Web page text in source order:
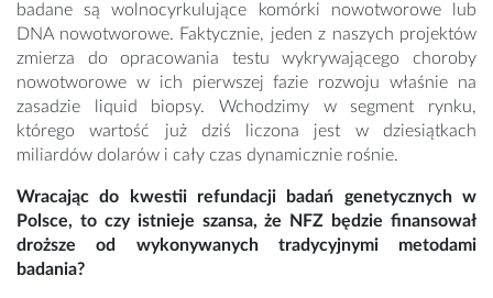
badane są wolnocyrkulujące komórki nowotworowe lub
DNA nowotworowe. Faktycznie, jeden z naszych projektów
zmierza do opracowania testu wykrywającego choroby
nowotworowe w ich pierwszej fazie rozwoju właśnie na
zasadzie liquid biopsy. Wchodzimy w segment rynku,
którego wartość już dziś liczona jest w dziesiątkach
miliardów dolarów i cały czas dynamicznie rośnie.
Wracając do kwestii refundacji badań genetycznych w
Polsce, to czy istnieje szansa, że NFZ będzie finansował
droższe od wykonywanych tradycyjnymi metodami
badania?